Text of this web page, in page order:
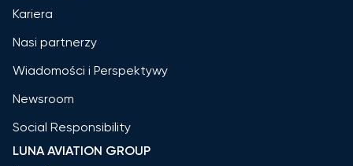
Kariera
Nasi partnerzy
Wiadomości i Perspektywy
Newsroom
Social Responsibility
LUNA AVIATION GROUP